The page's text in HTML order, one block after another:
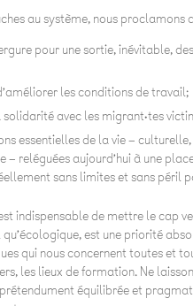
au système, nous proclamons
pour une sortie, inévitable,
les conditions de travail;
avec les migrant·tes
essentielles de la vie –
reléguées aujourd’hui à une
sans limites et sans péril
indispensable de mettre le cap
est une priorité
qui nous concernent toutes et
les lieux de formation. Ne
équilibrée et